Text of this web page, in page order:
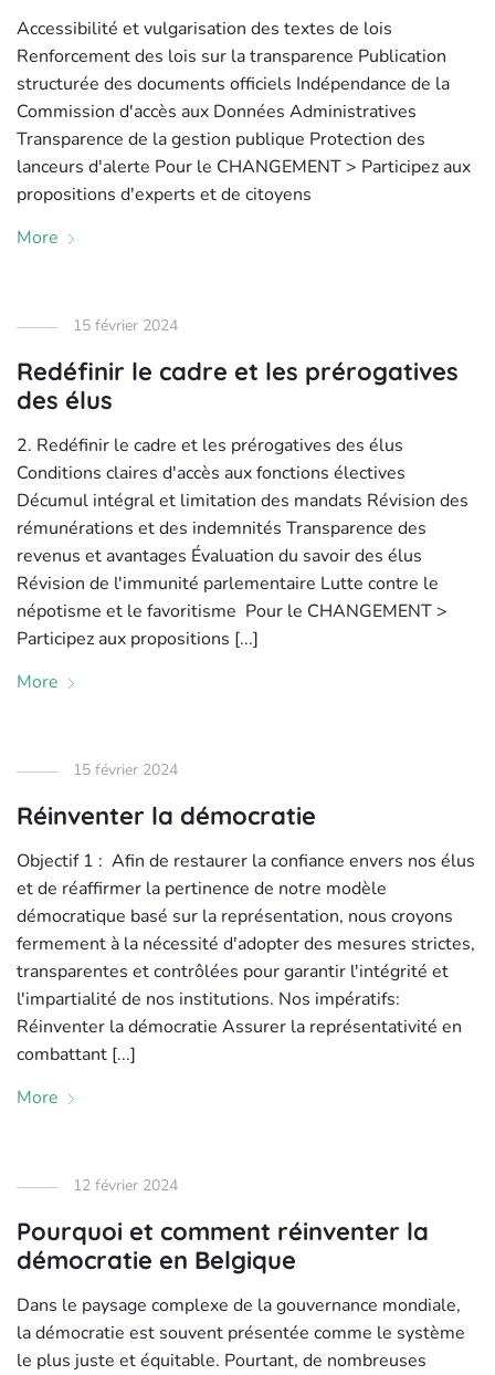
Accessibilité et vulgarisation des textes de lois
Renforcement des lois sur la transparence Publication
structurée des documents officiels Indépendance de la
Commission d'accès aux Données Administratives
Transparence de la gestion publique Protection des
lanceurs d'alerte Pour le CHANGEMENT > Participez aux
propositions d'experts et de citoyens
More
15 février 2024
Redéfinir le cadre et les prérogatives
des élus
2. Redéfinir le cadre et les prérogatives des élus
Conditions claires d'accès aux fonctions électives
Décumul intégral et limitation des mandats Révision des
rémunérations et des indemnités Transparence des
revenus et avantages Évaluation du savoir des élus
Révision de l'immunité parlementaire Lutte contre le
népotisme et le favoritisme Pour le CHANGEMENT >
Participez aux propositions [...]
More
15 février 2024
Réinventer la démocratie
Objectif 1 : Afin de restaurer la confiance envers nos élus
et de réaffirmer la pertinence de notre modèle
démocratique basé sur la représentation, nous croyons
fermement à la nécessité d'adopter des mesures strictes,
transparentes et contrôlées pour garantir l'intégrité et
l'impartialité de nos institutions. Nos impératifs:
Réinventer la démocratie Assurer la représentativité en
combattant [...]
More
12 février 2024
Pourquoi et comment réinventer la
démocratie en Belgique
Dans le paysage complexe de la gouvernance mondiale,
la démocratie est souvent présentée comme le système
le plus juste et équitable. Pourtant, de nombreuses